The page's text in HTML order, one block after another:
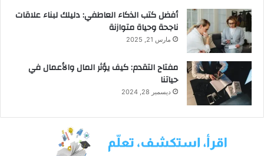
أفضل كتب الذكاء العاطفي: دليلك لبناء علاقات
ناجحة وحياة متوازنة
مارس 21, 2025
مفتاح التقدم: كيف يؤثر المال والأعمال في
حياتنا
ديسمبر 28, 2024